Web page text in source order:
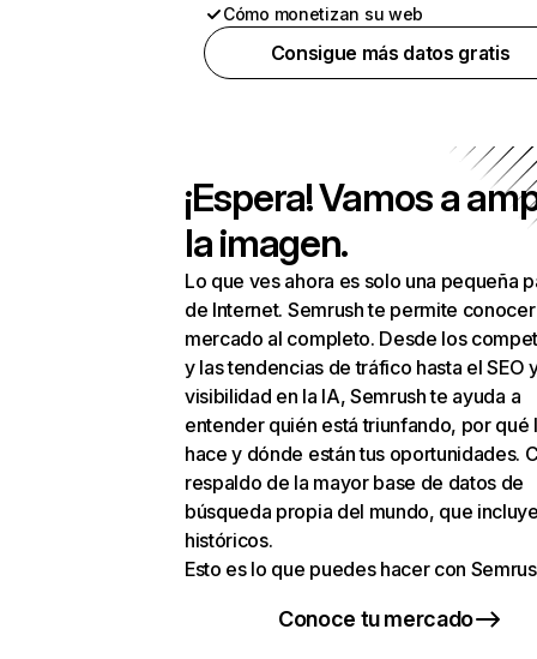
Cómo monetizan su web
Consigue más datos gratis
¡Espera! Vamos a
la imagen.
Lo que ves ahora es solo una pequeña
de Internet. Semrush te permite
mercado al completo. Desde los
y las tendencias de tráfico hasta el SEO
visibilidad en la IA, Semrush te ayuda a
entender quién está triunfando, por qué
hace y dónde están tus oportunidades.
respaldo de la mayor base de datos de
búsqueda propia del mundo, que
históricos.
Esto es lo que puedes hacer con
Conoce tu mercado